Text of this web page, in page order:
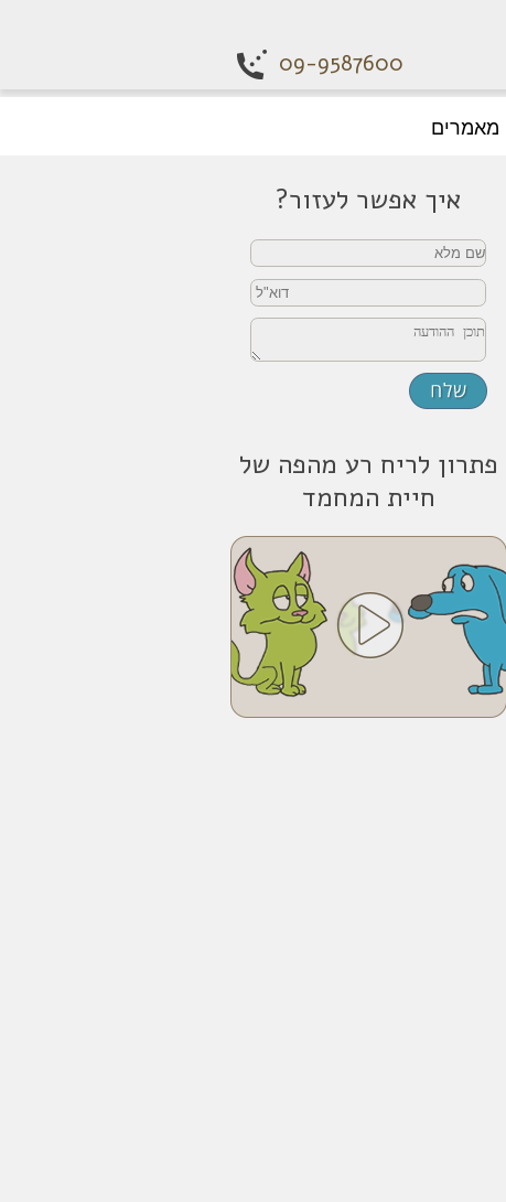
09-9587600
מאמרים
איך אפשר לעזור?
פתרון לריח רע מהפה של
חיית המחמד